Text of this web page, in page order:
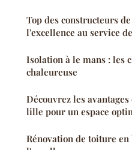
Top des constructeurs
l'excellence au service
Isolation à le mans : les
chaleureuse
Découvrez les
lille pour un espace
Rénovation de toiture